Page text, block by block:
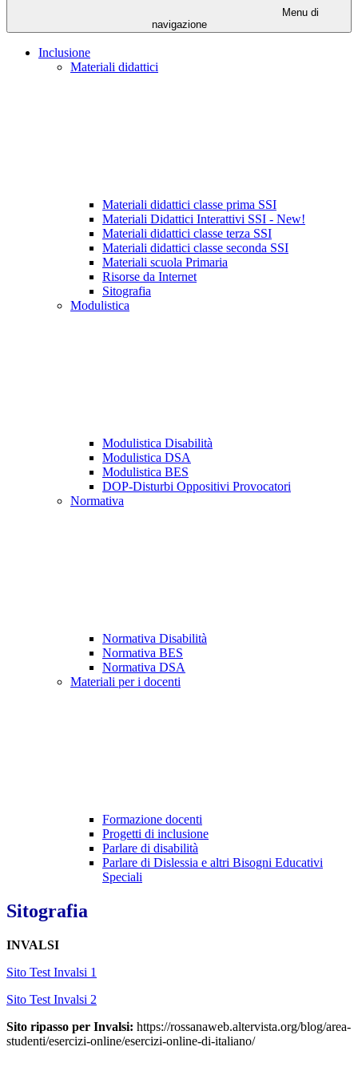
Menu di
navigazione
Inclusione
Materiali didattici
Materiali didattici classe prima SSI
Materiali Didattici Interattivi SSI - New!
Materiali didattici classe terza SSI
Materiali didattici classe seconda SSI
Materiali scuola Primaria
Risorse da Internet
Sitografia
Modulistica
Modulistica Disabilità
Modulistica DSA
Modulistica BES
DOP-Disturbi Oppositivi Provocatori
Normativa
Normativa Disabilità
Normativa BES
Normativa DSA
Materiali per i docenti
Formazione docenti
Progetti di inclusione
Parlare di disabilità
Parlare di Dislessia e altri Bisogni Educativi
Speciali
Sitografia
INVALSI
Sito Test Invalsi 1
Sito Test Invalsi 2
Sito ripasso per Invalsi: https://rossanaweb.altervista.org/blog/area-
studenti/esercizi-online/esercizi-online-di-italiano/